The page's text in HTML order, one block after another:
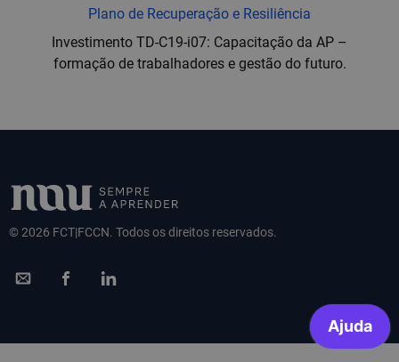
Plano de Recuperação e Resiliência
Investimento TD-C19-i07: Capacitação da AP –
formação de trabalhadores e gestão do futuro.
© 2026 FCT|FCCN. Todos os direitos reservados.